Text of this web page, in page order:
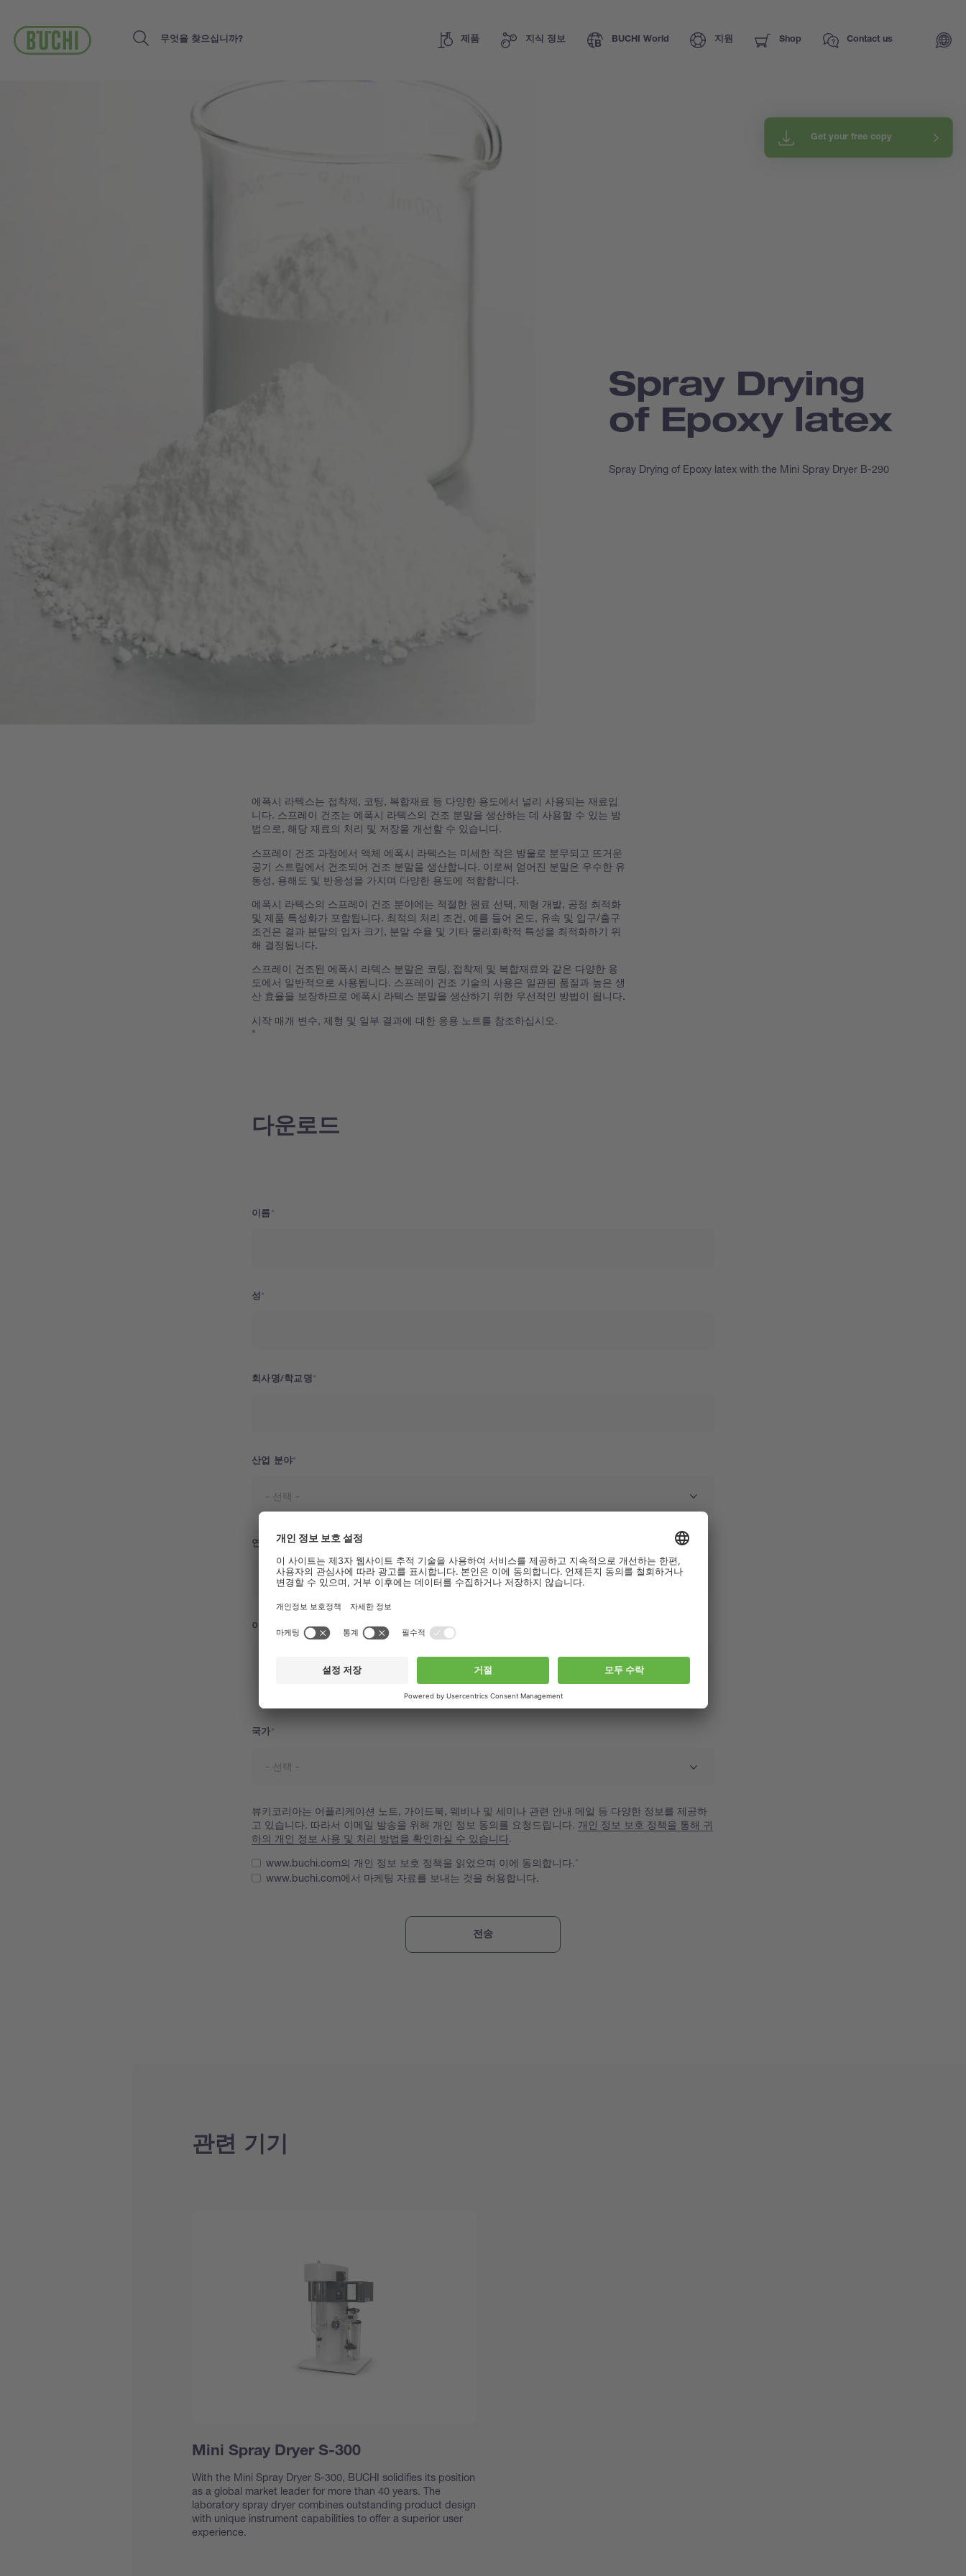
Search
제품 지식 정보 BUCHI World 지원 Shop Contact us
Get your free copy
Spray Drying
of Epoxy latex
Spray Drying of Epoxy latex with the Mini Spray Dryer B-290
에폭시 라텍스는 접착제, 코팅, 복합재료 등 다양한 용도에서 널리 사용되는 재료입
니다. 스프레이 건조는 에폭시 라텍스의 건조 분말을 생산하는 데 사용할 수 있는 방
법으로, 해당 재료의 처리 및 저장을 개선할 수 있습니다.
스프레이 건조 과정에서 액체 에폭시 라텍스는 미세한 작은 방울로 분무되고 뜨거운
공기 스트림에서 건조되어 건조 분말을 생산합니다. 이로써 얻어진 분말은 우수한 유
동성, 용해도 및 반응성을 가지며 다양한 용도에 적합합니다.
에폭시 라텍스의 스프레이 건조 분야에는 적절한 원료 선택, 제형 개발, 공정 최적화
및 제품 특성화가 포함됩니다. 최적의 처리 조건, 예를 들어 온도, 유속 및 입구/출구
조건은 결과 분말의 입자 크기, 분말 수율 및 기타 물리화학적 특성을 최적화하기 위
해 결정됩니다.
스프레이 건조된 에폭시 라텍스 분말은 코팅, 접착제 및 복합재료와 같은 다양한 용
도에서 일반적으로 사용됩니다. 스프레이 건조 기술의 사용은 일관된 품질과 높은 생
산 효율을 보장하므로 에폭시 라텍스 분말을 생산하기 위한 우선적인 방법이 됩니다.
시작 매개 변수, 제형 및 일부 결과에 대한 응용 노트를 참조하십시오.
"
다운로드
이름
성
회사명/학교명
산업 분야
연락처
이메일
국가
뷰키코리아는 어플리케이션 노트, 가이드북, 웨비나 및 세미나 관련 안내 메일 등 다양한 정보를 제공하
고 있습니다. 따라서 이메일 발송을 위해 개인 정보 동의를 요청드립니다. 개인 정보 보호 정책을 통해 귀
하의 개인 정보 사용 및 처리 방법을 확인하실 수 있습니다.
www.buchi.com의 개인 정보 보호 정책을 읽었으며 이에 동의합니다.
www.buchi.com에서 마케팅 자료를 보내는 것을 허용합니다.
관련 기기
Mini Spray Dryer S-300
With the Mini Spray Dryer S-300, BUCHI solidifies its position
as a global market leader for more than 40 years. The
laboratory spray dryer combines outstanding product design
with unique instrument capabilities to offer a superior user
experience.